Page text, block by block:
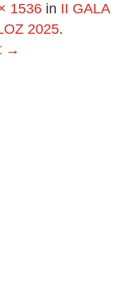
1536in II GALA
2025.
→